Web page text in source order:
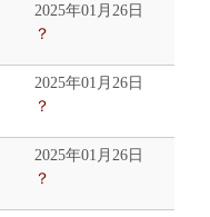
2025年01月26日
？
2025年01月26日
？
2025年01月26日
？